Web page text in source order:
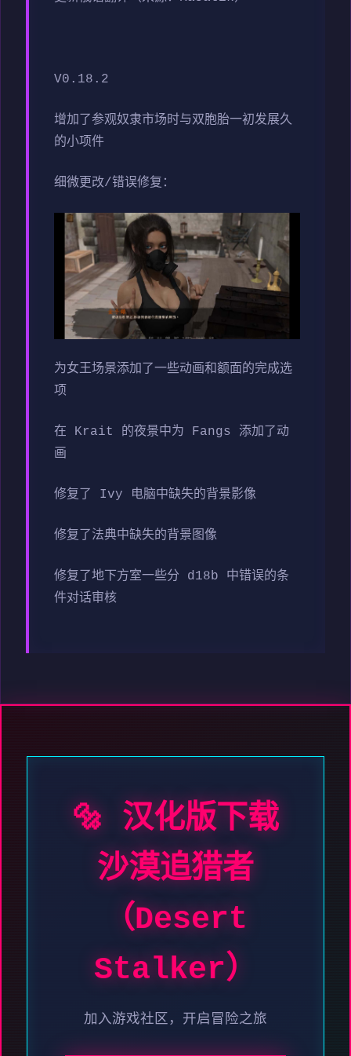
V0.18.2
增加了参观奴隶市场时与双胞胎一初发展久
的小项件
细微更改/错误修复：
为女王场景添加了一些动画和额面的完成选
项
在 Krait 的夜景中为 Fangs 添加了动
画
修复了 Ivy 电脑中缺失的背景影像
修复了法典中缺失的背景图像
修复了地下方室一些分 d18b 中错误的条
件对话审核
🔩 汉化版下载
沙漠追猎者
（Desert
Stalker）
加入游戏社区，开启冒险之旅